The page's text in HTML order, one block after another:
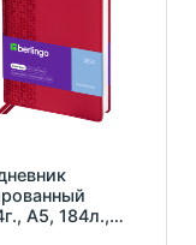
А5, 184л.,